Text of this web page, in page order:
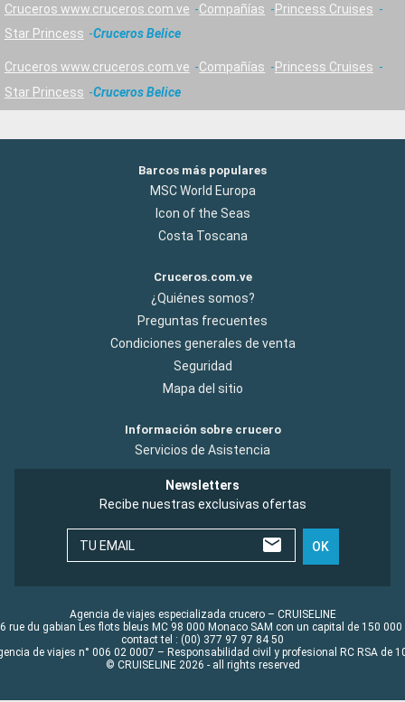
Cruceros www.cruceros.com.ve Compañías
Princess Cruises
Star Princess
Cruceros Belice
Cruceros www.cruceros.com.ve Compañías
Princess Cruises
Star Princess
Cruceros Belice
Barcos más populares
MSC World Europa
Icon of the Seas
Costa Toscana
Cruceros.com.ve
¿Quiénes somos?
Preguntas frecuentes
Condiciones generales de venta
Seguridad
Mapa del sitio
Información sobre crucero
Servicios de Asistencia
Newsletters
Recibe nuestras exclusivas ofertas
TU EMAIL OK
Agencia de viajes especializada crucero – CRUISELINE
rue du gabian Les flots bleus MC 98 000 Monaco SAM con un capital de 150 000
contact tel : (00) 377 97 97 84 50
de viajes n° 006 02 0007 – Responsabilidad civil y profesional RC RSA de
© CRUISELINE 2026 - all rights reserved